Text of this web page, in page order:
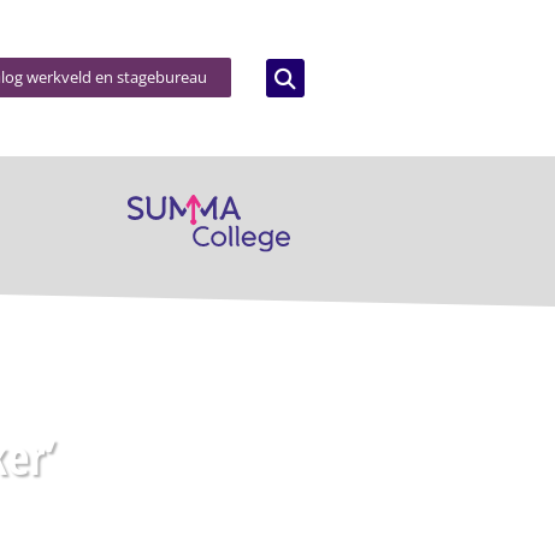
werkveld en stagebureau